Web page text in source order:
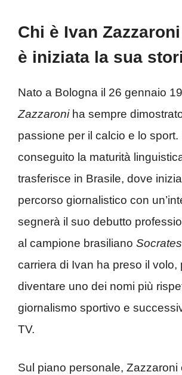
Chi è Ivan
è iniziata la sua
Nato a Bologna il 26 gennaio
Zazzaroniha sempre
passione per il calcio e lo
conseguito la maturità
trasferisce in Brasile, dove
percorso giornalistico con
segnerà il suo debutto
al campione brasiliano Socrates
carriera di Ivan ha preso il volo,
diventare uno dei nomi più
giornalismo sportivo e
TV.
Sul piano personale, Zazzaroni